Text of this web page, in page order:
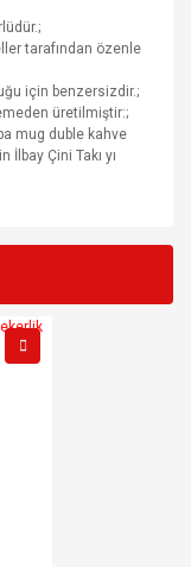
tarafından özenle
için benzersizdir.;
üretilmiştir:;
mug duble kahve
Çini Takı yı